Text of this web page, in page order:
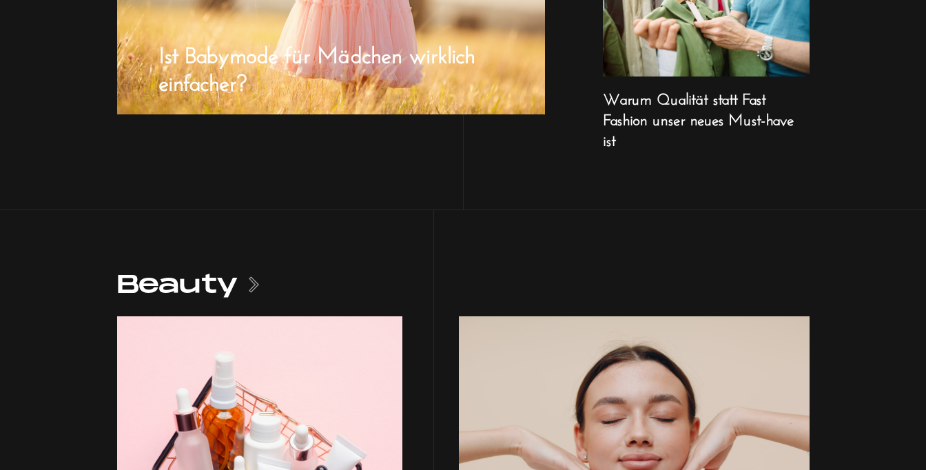
Ist Babymode für Mädchen wirklich
einfacher?
Warum Qualität statt Fast
Fashion unser neues Must-have
ist
Beauty